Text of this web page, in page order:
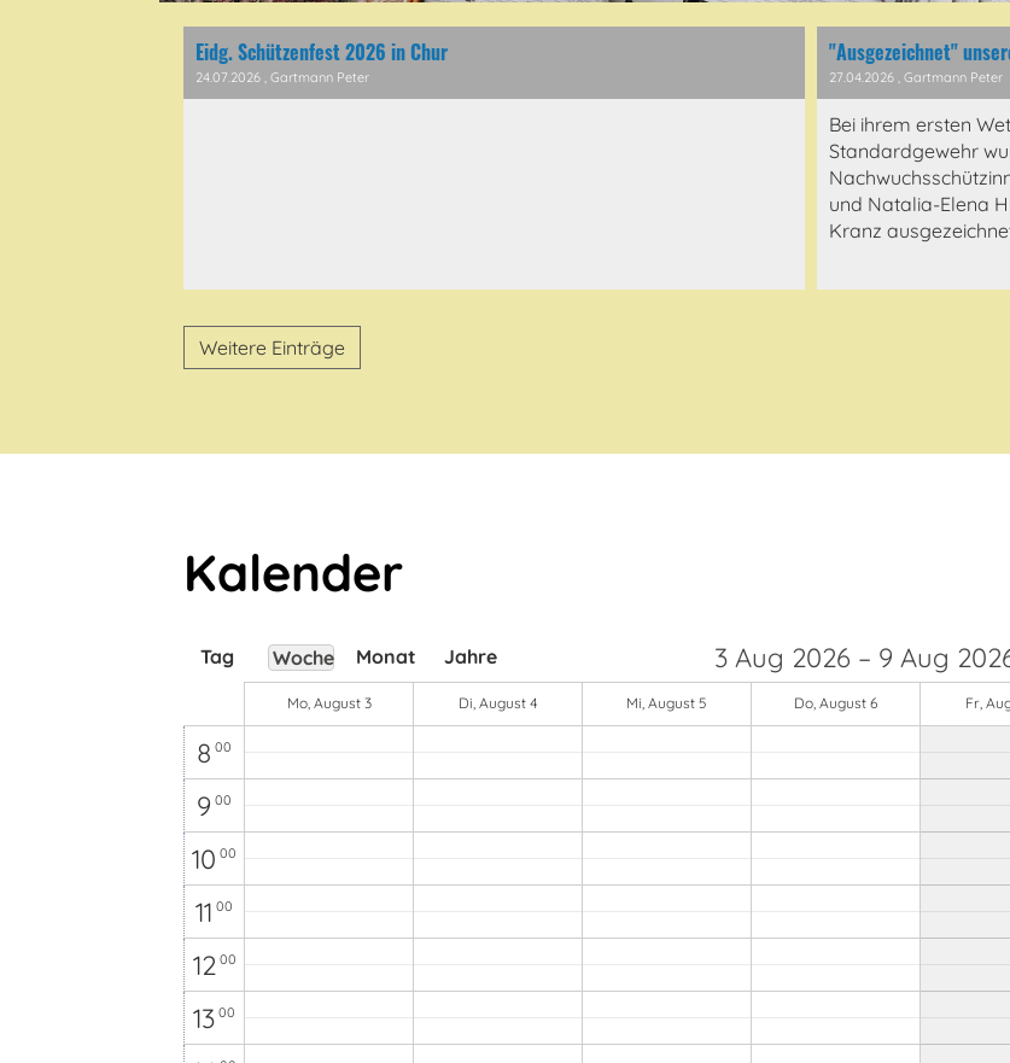
Eidg. Schützenfest 2026 in Chur
24.07.2026 , Gartmann Peter
"Ausgezeichnet"
27.04.2026, Gartmann Peter
Bei ihrem ersten
Standardgewehr
und Natalia-Elena
Kranz
Weitere Einträge
Kalender
3 Aug 2026 – 9 Aug
Tag Woche Monat Jahre
Mo, August 3 Di, August 4 Mi, August 5 Do, August 6 Fr,
000
500
6
8 00
9 00
10 00
11 00
12 00
13 00